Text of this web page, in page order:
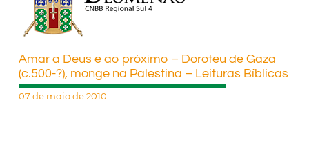
Amar a Deus e ao próximo – Doroteu de Gaza
(c.500-?), monge na Palestina – Leituras Bíblicas
07 de maio de 2010